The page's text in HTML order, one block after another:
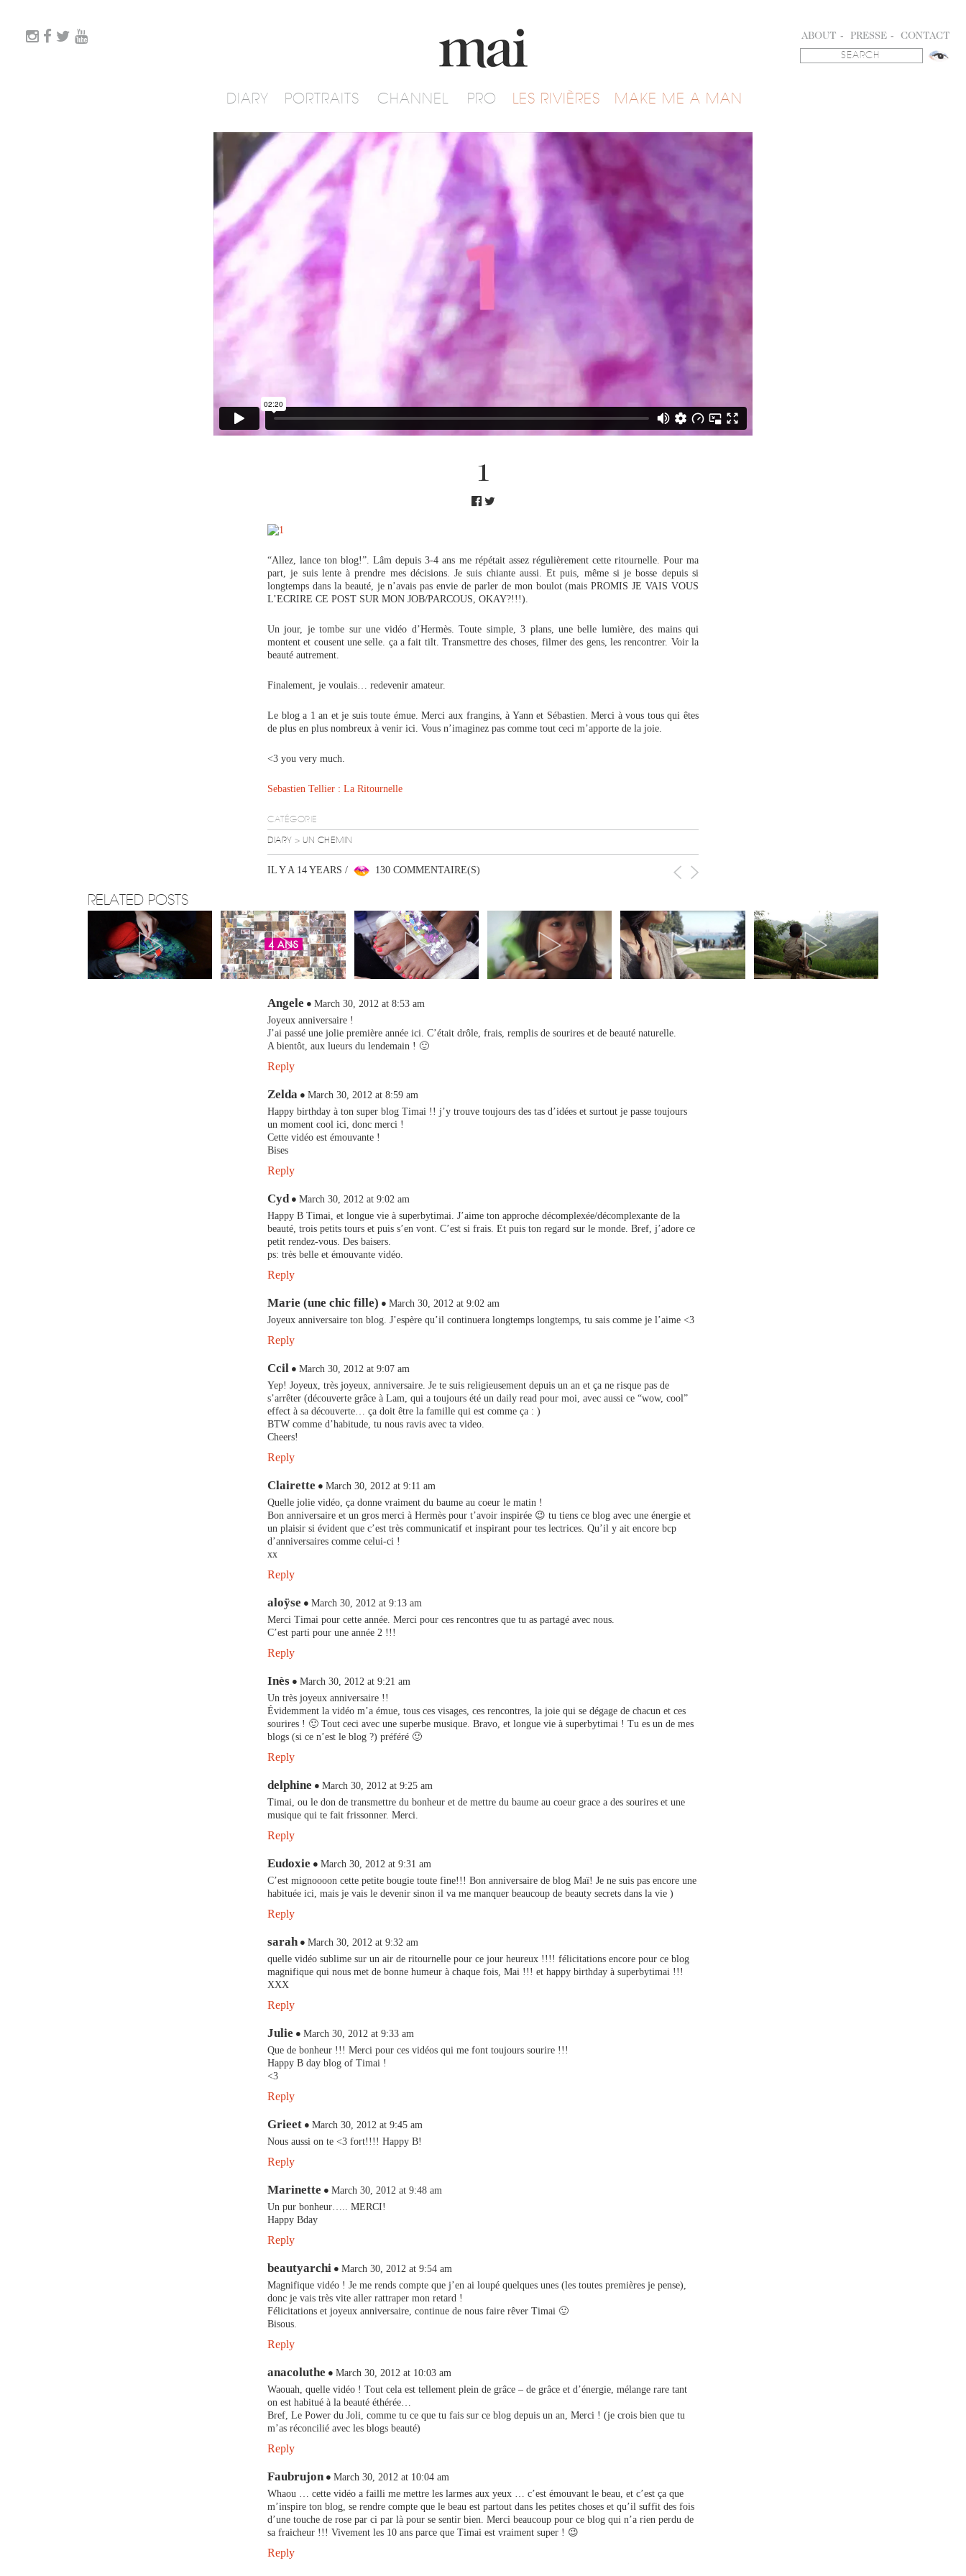
DIARY PORTRAITS CHANNEL PRO LES RIVIÈRES MAKE ME A MAN
ABOUT PRESSE CONTACT
1
“Allez, lance ton blog!”. Lâm depuis 3-4 ans me répétait assez régulièrement cette ritournelle. Pour ma
part, je suis lente à prendre mes décisions. Je suis chiante aussi. Et puis, même si je bosse depuis si
longtemps dans la beauté, je n’avais pas envie de parler de mon boulot (mais PROMIS JE VAIS VOUS
L’ECRIRE CE POST SUR MON JOB/PARCOUS, OKAY?!!!).
Un jour, je tombe sur une vidéo d’Hermès. Toute simple, 3 plans, une belle lumière, des mains qui
montent et cousent une selle. ça a fait tilt. Transmettre des choses, filmer des gens, les rencontrer. Voir la
beauté autrement.
Finalement, je voulais… redevenir amateur.
Le blog a 1 an et je suis toute émue. Merci aux frangins, à Yann et Sébastien. Merci à vous tous qui êtes
de plus en plus nombreux à venir ici. Vous n’imaginez pas comme tout ceci m’apporte de la joie.
<3 you very much.
Sebastien Tellier : La Ritournelle
CATÉGORIE
DIARY > UN CHEMIN
IL Y A 14 YEARS / 130 COMMENTAIRE(S)
RELATED POSTS
Angele
March 30, 2012 at 8:53 am
Joyeux anniversaire !
J’ai passé une jolie première année ici. C’était drôle, frais, remplis de sourires et de beauté naturelle.
A bientôt, aux lueurs du lendemain ! 🙂
Reply
Zelda
March 30, 2012 at 8:59 am
Happy birthday à ton super blog Timai !! j’y trouve toujours des tas d’idées et surtout je passe toujours
un moment cool ici, donc merci !
Cette vidéo est émouvante !
Bises
Reply
Cyd
March 30, 2012 at 9:02 am
Happy B Timai, et longue vie à superbytimai. J’aime ton approche décomplexée/décomplexante de la
beauté, trois petits tours et puis s’en vont. C’est si frais. Et puis ton regard sur le monde. Bref, j’adore ce
petit rendez-vous. Des baisers.
ps: très belle et émouvante vidéo.
Reply
Marie (une chic fille)
March 30, 2012 at 9:02 am
Joyeux anniversaire ton blog. J’espère qu’il continuera longtemps longtemps, tu sais comme je l’aime <3
Reply
Ccil
March 30, 2012 at 9:07 am
Yep! Joyeux, très joyeux, anniversaire. Je te suis religieusement depuis un an et ça ne risque pas de
s’arrêter (découverte grâce à Lam, qui a toujours été un daily read pour moi, avec aussi ce “wow, cool”
effect à sa découverte… ça doit être la famille qui est comme ça : )
BTW comme d’habitude, tu nous ravis avec ta video.
Cheers!
Reply
Clairette
March 30, 2012 at 9:11 am
Quelle jolie vidéo, ça donne vraiment du baume au coeur le matin !
Bon anniversaire et un gros merci à Hermès pour t’avoir inspirée 😉 tu tiens ce blog avec une énergie et
un plaisir si évident que c’est très communicatif et inspirant pour tes lectrices. Qu’il y ait encore bcp
d’anniversaires comme celui-ci !
xx
Reply
aloÿse
March 30, 2012 at 9:13 am
Merci Timai pour cette année. Merci pour ces rencontres que tu as partagé avec nous.
C’est parti pour une année 2 !!!
Reply
Inès
March 30, 2012 at 9:21 am
Un très joyeux anniversaire !!
Évidemment la vidéo m’a émue, tous ces visages, ces rencontres, la joie qui se dégage de chacun et ces
sourires ! 🙂 Tout ceci avec une superbe musique. Bravo, et longue vie à superbytimai ! Tu es un de mes
blogs (si ce n’est le blog ?) préféré 🙂
Reply
delphine
March 30, 2012 at 9:25 am
Timai, ou le don de transmettre du bonheur et de mettre du baume au coeur grace a des sourires et une
musique qui te fait frissonner. Merci.
Reply
Eudoxie
March 30, 2012 at 9:31 am
C’est mignoooon cette petite bougie toute fine!!! Bon anniversaire de blog Maï! Je ne suis pas encore une
habituée ici, mais je vais le devenir sinon il va me manquer beaucoup de beauty secrets dans la vie )
Reply
sarah
March 30, 2012 at 9:32 am
quelle vidéo sublime sur un air de ritournelle pour ce jour heureux !!!! félicitations encore pour ce blog
magnifique qui nous met de bonne humeur à chaque fois, Mai !!! et happy birthday à superbytimai !!!
XXX
Reply
Julie
March 30, 2012 at 9:33 am
Que de bonheur !!! Merci pour ces vidéos qui me font toujours sourire !!!
Happy B day blog of Timai !
<3
Reply
Grieet
March 30, 2012 at 9:45 am
Nous aussi on te <3 fort!!!! Happy B!
Reply
Marinette
March 30, 2012 at 9:48 am
Un pur bonheur….. MERCI!
Happy Bday
Reply
beautyarchi
March 30, 2012 at 9:54 am
Magnifique vidéo ! Je me rends compte que j’en ai loupé quelques unes (les toutes premières je pense),
donc je vais très vite aller rattraper mon retard !
Félicitations et joyeux anniversaire, continue de nous faire rêver Timai 🙂
Bisous.
Reply
anacoluthe
March 30, 2012 at 10:03 am
Waouah, quelle vidéo ! Tout cela est tellement plein de grâce – de grâce et d’énergie, mélange rare tant
on est habitué à la beauté éthérée…
Bref, Le Power du Joli, comme tu ce que tu fais sur ce blog depuis un an, Merci ! (je crois bien que tu
m’as réconcilié avec les blogs beauté)
Reply
Faubrujon
March 30, 2012 at 10:04 am
Whaou … cette vidéo a failli me mettre les larmes aux yeux … c’est émouvant le beau, et c’est ça que
m’inspire ton blog, se rendre compte que le beau est partout dans les petites choses et qu’il suffit des fois
d’une touche de rose par ci par là pour se sentir bien. Merci beaucoup pour ce blog qui n’a rien perdu de
sa fraicheur !!! Vivement les 10 ans parce que Timai est vraiment super ! 😉
Reply